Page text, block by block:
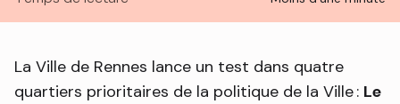
La Ville de Rennes lance un test dans quatre
quartiers prioritaires de la politique de la Ville : Le